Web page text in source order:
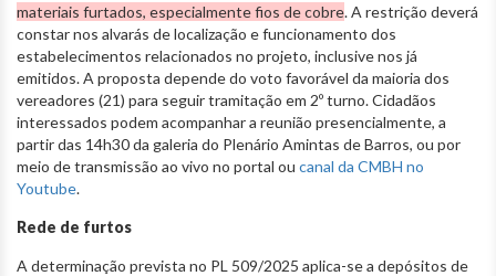
materiais furtados, especialmente fios de cobre. A restrição deverá
constar nos alvarás de localização e funcionamento dos
estabelecimentos relacionados no projeto, inclusive nos já
emitidos. A proposta depende do voto favorável da maioria dos
vereadores (21) para seguir tramitação em 2º turno. Cidadãos
interessados podem acompanhar a reunião presencialmente, a
partir das 14h30 da galeria do Plenário Amintas de Barros, ou por
meio de transmissão ao vivo no portal ou canal da CMBH no
Youtube.
Rede de furtos
A determinação prevista no PL 509/2025 aplica-se a depósitos de